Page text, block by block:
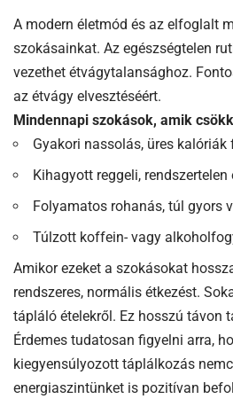
A modern életmód és az elfoglalt
szokásainkat. Az egészségtelen
vezethet étvágytalansághoz.
az étvágy elvesztéséért.
Mindennapi szokások, amik
Gyakori nassolás, üres
Kihagyott reggeli, rendszertelen
Folyamatos rohanás, túl gyors
Túlzott koffein- vagy
Amikor ezeket a szokásokat
rendszeres, normális étkezést.
tápláló ételekről. Ez hosszú távon
Érdemes tudatosan figyelni arra,
kiegyensúlyozott táplálkozás
energiaszintünket is pozitívan